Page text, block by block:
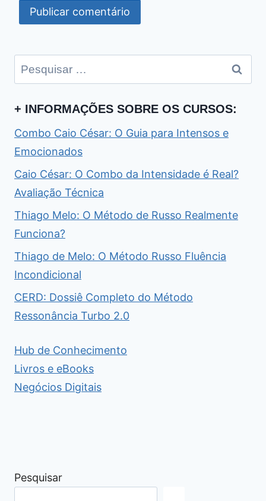
Pesquisar
por:
+ INFORMAÇÕES SOBRE OS CURSOS:
Combo Caio César: O Guia para Intensos e
Emocionados
Caio César: O Combo da Intensidade é Real?
Avaliação Técnica
Thiago Melo: O Método de Russo Realmente
Funciona?
Thiago de Melo: O Método Russo Fluência
Incondicional
CERD: Dossiê Completo do Método
Ressonância Turbo 2.0
Hub de Conhecimento
Livros e eBooks
Negócios Digitais
Pesquisar